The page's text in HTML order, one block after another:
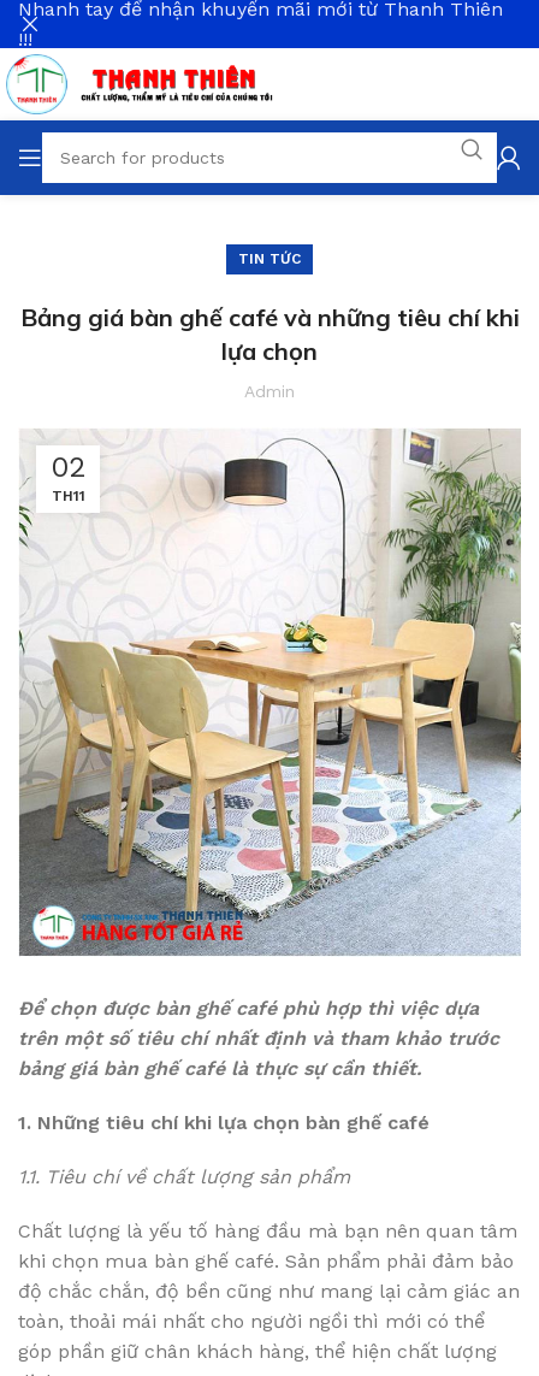
TIN TỨC
Bảng giá bàn ghế café và những tiêu chí khi
lựa chọn
Admin
02
TH11
Để chọn được bàn ghế café phù hợp thì việc dựa
trên một số tiêu chí nhất định và tham khảo trước
bảng giá bàn ghế café là thực sự cần thiết.
1. Những tiêu chí khi lựa chọn bàn ghế café
1.1. Tiêu chí về chất lượng sản phẩm
Chất lượng là yếu tố hàng đầu mà bạn nên quan tâm
khi chọn mua bàn ghế café. Sản phẩm phải đảm bảo
độ chắc chắn, độ bền cũng như mang lại cảm giác an
toàn, thoải mái nhất cho người ngồi thì mới có thể
góp phần giữ chân khách hàng, thể hiện chất lượng
Nhanh tay để nhận khuyến mãi mới từ Thanh Thiên
!!!